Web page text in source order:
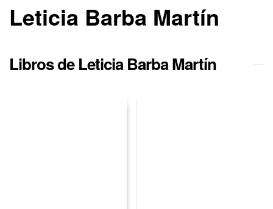
Leticia Barba Martín
Libros de Leticia Barba Martín